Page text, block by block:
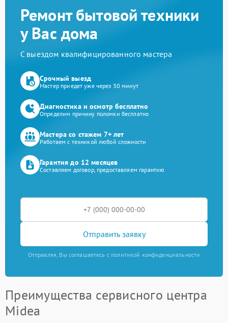
Ремонт бытовой техники
у Вас дома
С выездом квалифицированного мастера
Срочный выезд
Мастер приедет уже через 30 минут
Диагностика и осмотр бесплатно
Определим причину поломки бесплатно
Мастера со стажем 7+ лет
Работаем с техникой любой сложности
Гарантия до 12 месяцев
Составляем договор, предоставляем гарантию
Отправить заявку
Отправляя, Вы соглашаетесь с политикой конфиденциальности
Преимущества сервисного центра
Midea